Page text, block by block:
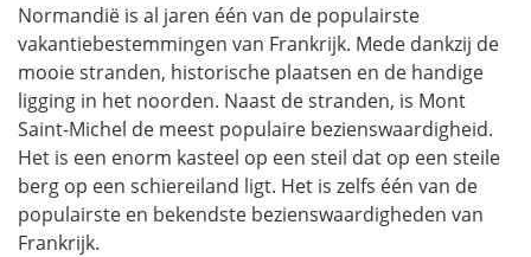
Normandië is al jaren één van de populairste
vakantiebestemmingen van Frankrijk. Mede dankzij de
mooie stranden, historische plaatsen en de handige
ligging in het noorden. Naast de stranden, is Mont
Saint-Michel de meest populaire bezienswaardigheid.
Het is een enorm kasteel op een steil dat op een steile
berg op een schiereiland ligt. Het is zelfs één van de
populairste en bekendste bezienswaardigheden van
Frankrijk.